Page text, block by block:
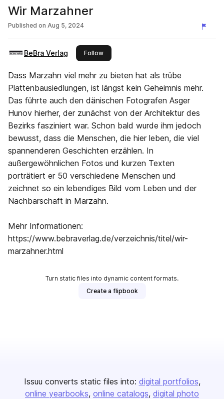
Wir Marzahner
Published on Aug 5, 2024
BeBra Verlag Followthis publisher
Dass Marzahn viel mehr zu bieten hat als trübe
Plattenbausiedlungen, ist längst kein Geheimnis mehr.
Das führte auch den dänischen Fotografen Asger
Hunov hierher, der zunächst von der Architektur des
Bezirks fasziniert war. Schon bald wurde ihm jedoch
bewusst, dass die Menschen, die hier leben, die viel
spannenderen Geschichten erzählen. In
außergewöhnlichen Fotos und kurzen Texten
porträtiert er 50 verschiedene Menschen und
zeichnet so ein lebendiges Bild vom Leben und der
Nachbarschaft in Marzahn.
Mehr Informationen:
https://www.bebraverlag.de/verzeichnis/titel/wir-
marzahner.html
Turn static files into dynamic content formats.
Create a flipbook
Issuu converts static files into: digital portfolios
online yearbooks online catalogs digital photo